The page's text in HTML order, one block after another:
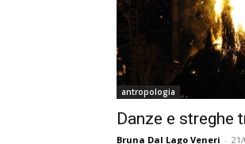
antropologia
Danze e streghe
Bruna Dal Lago Veneri -